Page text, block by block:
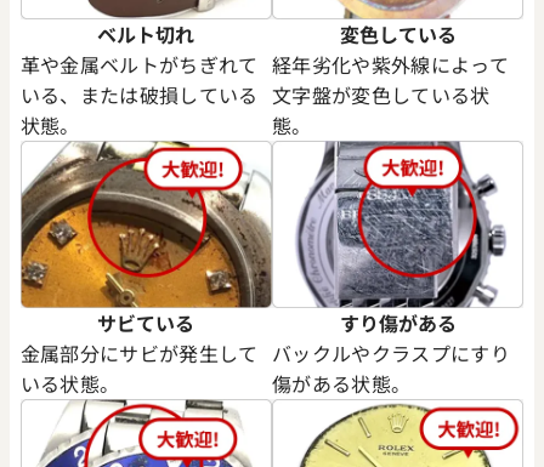
イトジャスト 41 126333 シ
ロレックス デイトジャスト
ク 126333
参考買取価格
ベルト切れ
革や金属ベルトがちぎれて
いる、または破損している
状態。
変色している
経年劣化や紫外線によって
文字盤が変色している状
態。
サビている
金属部分にサビが発生して
いる状態。
すり傷がある
バックルやクラスプにすり
傷がある状態。